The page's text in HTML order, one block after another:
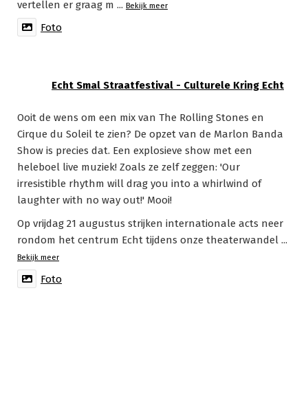
vertellen er graag m ... Bekijk meer
Foto
Echt Smal Straatfestival - Culturele Kring Echt
Ooit de wens om een mix van The Rolling Stones en
Cirque du Soleil te zien? De opzet van de Marlon Banda
Show is precies dat. Een explosieve show met een
heleboel live muziek! Zoals ze zelf zeggen: 'Our
irresistible rhythm will drag you into a whirlwind of
laughter with no way out!' Mooi!
Op vrijdag 21 augustus strijken internationale acts neer
rondom het centrum Echt tijdens onze theaterwandel ...
Bekijk meer
Foto